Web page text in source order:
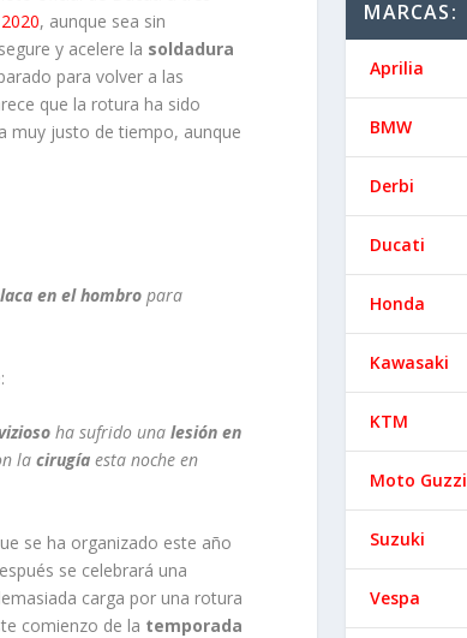
, aunque sea sin
y acelere la soldadura
para volver a las
que la rotura ha sido
muy justo de tiempo, aunque
en el hombro para
ha sufrido unalesión en
lacirugía esta noche en
se ha organizado este año
se celebrará una
carga por una rotura
comienzo de la temporada
MARCAS:
Aprilia
BMW
Derbi
Ducati
Honda
Kawasaki
KTM
Moto Guzzi
Suzuki
Vespa